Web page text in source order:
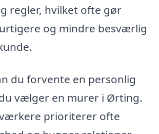
regler, hvilket ofte gør
og mindre besværlig
du forvente en personlig
vælger en murer i Ørting.
prioriterer ofte